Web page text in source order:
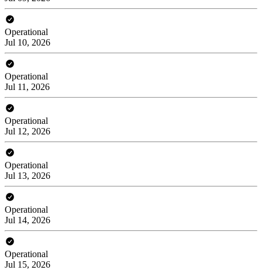
Operational
Jul 10, 2026
Operational
Jul 11, 2026
Operational
Jul 12, 2026
Operational
Jul 13, 2026
Operational
Jul 14, 2026
Operational
Jul 15, 2026